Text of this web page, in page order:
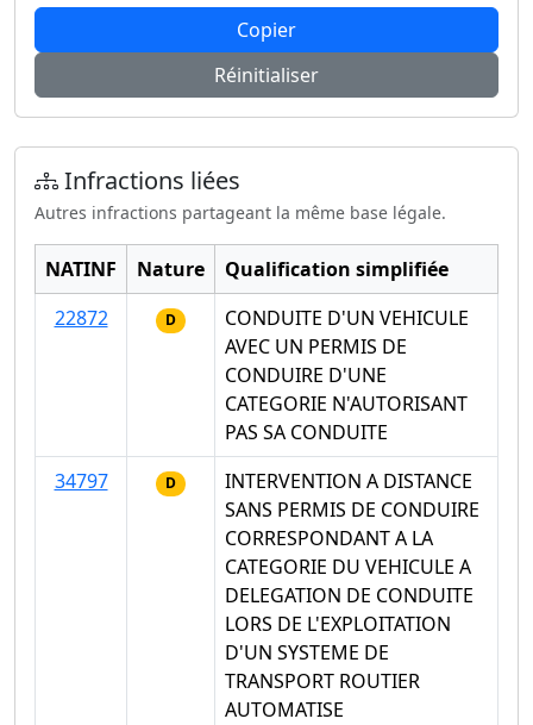
Copier
Réinitialiser
Infractions liées
Autres infractions partageant la même base légale.
NATINF Nature
Qualification simplifiée
22872
D
CONDUITE D'UN VEHICULE
AVEC UN PERMIS DE
CONDUIRE D'UNE
CATEGORIE N'AUTORISANT
PAS SA CONDUITE
34797
D
INTERVENTION A DISTANCE
SANS PERMIS DE CONDUIRE
CORRESPONDANT A LA
CATEGORIE DU VEHICULE A
DELEGATION DE CONDUITE
LORS DE L'EXPLOITATION
D'UN SYSTEME DE
TRANSPORT ROUTIER
AUTOMATISE